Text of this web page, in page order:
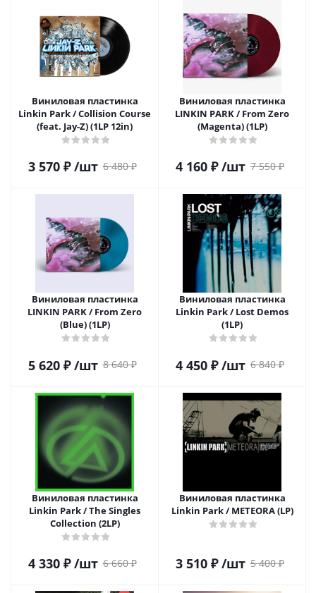
Виниловая пластинка
Linkin Park / Collision Course
(feat. Jay-Z) (1LP 12in)
3 570₽ /шт 6 480₽
Виниловая пластинка
LINKIN PARK / From Zero
(Magenta) (1LP)
4 160₽ /шт 7 550₽
Виниловая пластинка
LINKIN PARK / From Zero
(Blue) (1LP)
5 620₽ /шт 8 640₽
Виниловая пластинка
Linkin Park / Lost Demos
(1LP)
4 450₽ /шт 6 840₽
Виниловая пластинка
Linkin Park / The Singles
Collection (2LP)
4 330₽ /шт 6 660₽
Виниловая пластинка
Linkin Park / METEORA (LP)
3 510₽ /шт 5 400₽